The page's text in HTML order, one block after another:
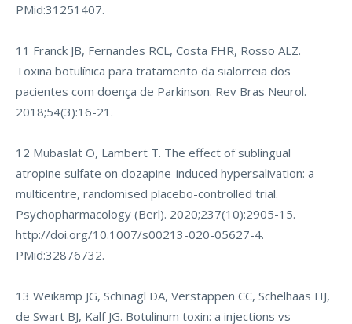
PMid:31251407.
11 Franck JB, Fernandes RCL, Costa FHR, Rosso ALZ.
Toxina botulínica para tratamento da sialorreia dos
pacientes com doença de Parkinson. Rev Bras Neurol.
2018;54(3):16-21.
12 Mubaslat O, Lambert T. The effect of sublingual
atropine sulfate on clozapine-induced hypersalivation: a
multicentre, randomised placebo-controlled trial.
Psychopharmacology (Berl). 2020;237(10):2905-15.
http://doi.org/10.1007/s00213-020-05627-4.
PMid:32876732.
13 Weikamp JG, Schinagl DA, Verstappen CC, Schelhaas HJ,
de Swart BJ, Kalf JG. Botulinum toxin: a injections vs